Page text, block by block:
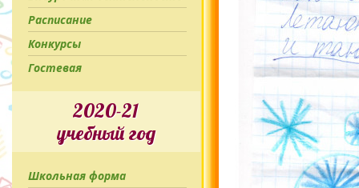
Расписание
Конкурсы
Гостевая
2020-21
учебный год
Школьная форма